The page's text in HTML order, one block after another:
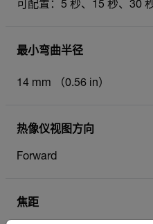
可配置：5 秒、15 秒、30
最小弯曲半径
14 mm （0.56 in）
热像仪视图方向
Forward
焦距